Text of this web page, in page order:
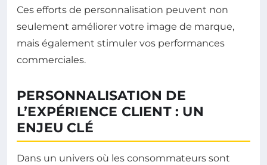
Ces efforts de personnalisation peuvent non
seulement améliorer votre image de marque,
mais également stimuler vos performances
commerciales.
PERSONNALISATION DE
L’EXPÉRIENCE CLIENT : UN
ENJEU CLÉ
Dans un univers où les consommateurs sont